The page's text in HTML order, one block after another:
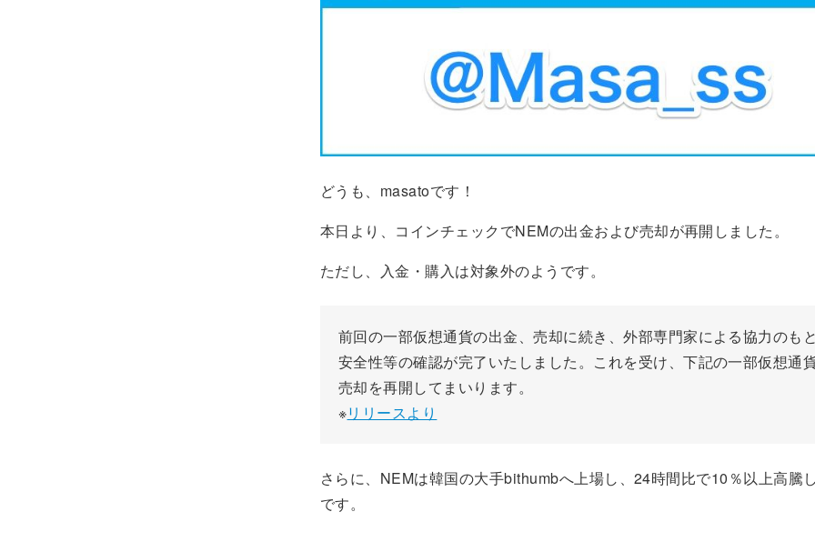
どうも、masatoです！
本日より、コインチェックでNEMの出金および売却が再開しました。
ただし、入金・購入は対象外のようです。
前回の一部仮想通貨の出金、売却に続き、外部専門家による協力のも
安全性等の確認が完了いたしました。これを受け、下記の一部仮想通
売却を再開してまいります。
※リリースより
さらに、NEMは韓国の大手bithumbへ上場し、24時間比で10％以上高騰
です。